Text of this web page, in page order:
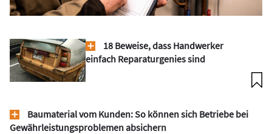
18 Beweise, dass Handwerker
einfach Reparaturgenies sind
Baumaterial vom Kunden: So können sich Betriebe bei
Gewährleistungsproblemen absichern